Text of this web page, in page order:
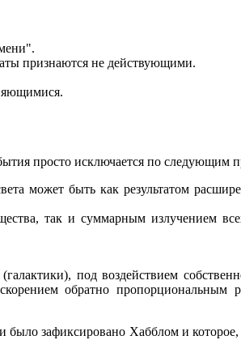
признаются не действующими.
просто исключается по следующим
может быть как результатом
так и суммарным излучением
под воздействием
обратно пропорциональным
было зафиксировано Хабблом и